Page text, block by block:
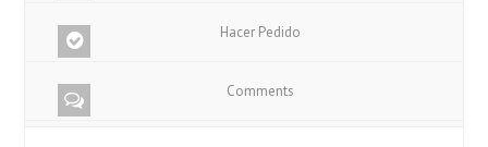
Hacer Pedido
Comments